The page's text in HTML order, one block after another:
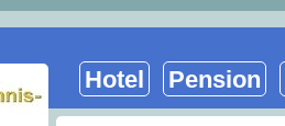
Hotel Pension